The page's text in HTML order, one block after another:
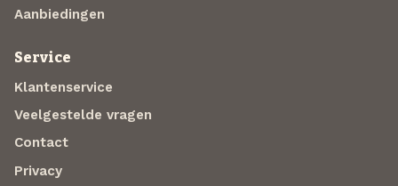
Aanbiedingen
Service
Klantenservice
Veelgestelde vragen
Contact
Privacy